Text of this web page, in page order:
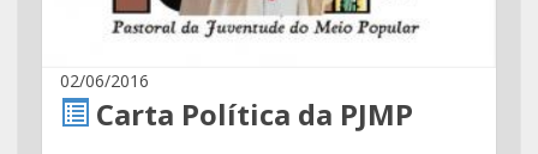
02/06/2016
Carta Política da PJMP